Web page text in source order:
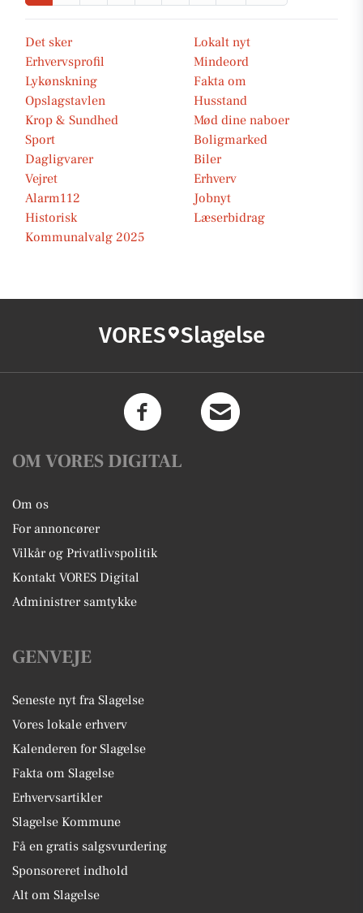
Det sker
Lokalt nyt
Erhvervsprofil
Mindeord
Lykønskning
Fakta om
Opslagstavlen
Husstand
Krop & Sundhed
Mød dine naboer
Sport
Boligmarked
Dagligvarer
Biler
Vejret
Erhverv
Alarm112
Jobnyt
Historisk
Læserbidrag
Kommunalvalg 2025
VORES Slagelse
OM VORES DIGITAL
Om os
For annoncører
Vilkår og Privatlivspolitik
Kontakt VORES Digital
Administrer samtykke
GENVEJE
Seneste nyt fra Slagelse
Vores lokale erhverv
Kalenderen for Slagelse
Fakta om Slagelse
Erhvervsartikler
Slagelse Kommune
Få en gratis salgsvurdering
Sponsoreret indhold
Alt om Slagelse